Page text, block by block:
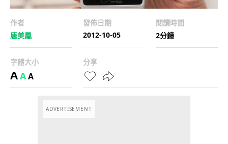
作者
唐美鳳
發佈日期
2012-10-05
閱讀時間
2分鐘
字體大小
AAA
分享
ADVERTISEMENT